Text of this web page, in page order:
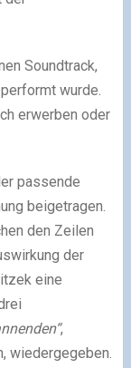
Soundtrack,
performt wurde.
erwerben oder
passende
beigetragen.
den Zeilen
der
eine
,
wiedergegeben.